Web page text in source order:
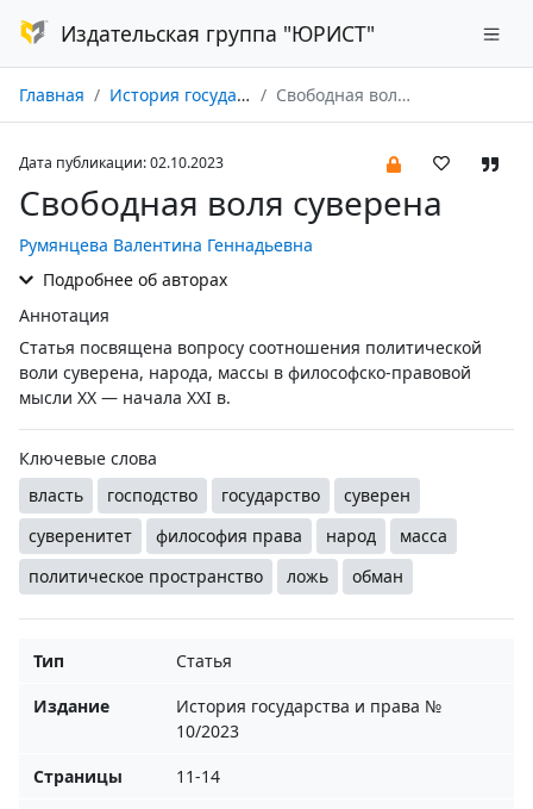
Издательская группа "ЮРИСТ"
Главная История государства и права № 10/2023 Свободная воля суверена
Дата публикации: 02.10.2023
Свободная воля суверена
Румянцева Валентина Геннадьевна
Подробнее об авторах
Аннотация
Статья посвящена вопросу соотношения политической
воли суверена, народа, массы в философско-правовой
мысли XX — начала XXI в.
Ключевые слова
власть
господство государство
суверен
суверенитет
философия права народ
масса
политическое пространство
ложь обман
Тип
Статья
Издание
История государства и права №
10/2023
Страницы
11-14